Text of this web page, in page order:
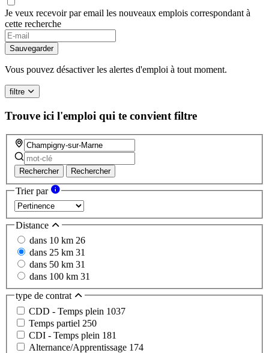
Je veux recevoir par email les nouveaux emplois correspondant à
cette recherche
If
you
are
a
human,
ignore
this
field
Sauvegarder
Vous pouvez désactiver les alertes d'emploi à tout moment.
filtre
Trouve ici l'emploi qui te convient filtre
Rechercher Rechercher
Trier par
Distance
dans 10 km 26
dans 25 km 31
dans 50 km 31
dans 100 km 31
type de contrat
CDD - Temps plein 1037
Temps partiel 250
CDI - Temps plein 181
Alternance/Apprentissage 174